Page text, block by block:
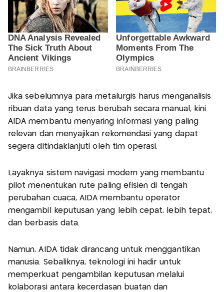
Jika sebelumnya para metalurgis harus menganalisis
ribuan data yang terus berubah secara manual, kini
AIDA membantu menyaring informasi yang paling
relevan dan menyajikan rekomendasi yang dapat
segera ditindaklanjuti oleh tim operasi.
Layaknya sistem navigasi modern yang membantu
pilot menentukan rute paling efisien di tengah
perubahan cuaca, AIDA membantu operator
mengambil keputusan yang lebih cepat, lebih tepat,
dan berbasis data.
Namun, AIDA tidak dirancang untuk menggantikan
manusia. Sebaliknya, teknologi ini hadir untuk
memperkuat pengambilan keputusan melalui
kolaborasi antara kecerdasan buatan dan